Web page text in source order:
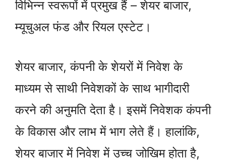
विभिन्न स्वरूपों में प्रमुख हैं – शेयर बाजार,
म्यूचुअल फंड और रियल एस्टेट।
शेयर बाजार, कंपनी के शेयरों में निवेश के
माध्यम से साथी निवेशकों के साथ भागीदारी
करने की अनुमति देता है। इसमें निवेशक कंपनी
के विकास और लाभ में भाग लेते हैं। हालांकि,
शेयर बाजार में निवेश में उच्च जोखिम होता है,